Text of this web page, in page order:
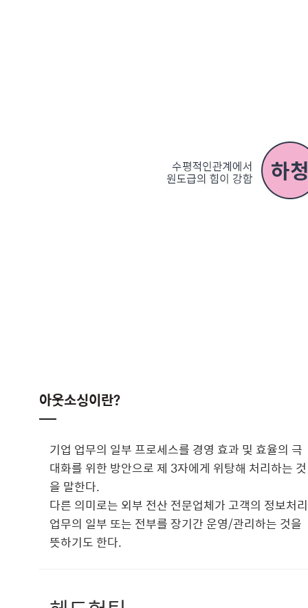
아웃소싱이란?
기업 업무의 일부 프로세스를 경영 효과 및 효율의 극
대화를 위한 방안으로 제 3자에게 위탕해 처리하는 것
을 말한다.
다른 의미로는 외부 전산 전문업체가 고객의 정보처리
업무의 일부 또는 전부를 장기간 운영/관리하는 것을
뜻하기도 한다.